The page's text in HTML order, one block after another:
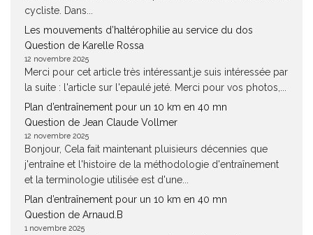
cycliste. Dans...
Les mouvements d’haltérophilie au service du dos
Question de Karelle Rossa
12 novembre 2025
Merci pour cet article très intéressant.je suis intéressée par
la suite : l'article sur l'epaulé jeté. Merci pour vos photos,...
Plan d’entraînement pour un 10 km en 40 mn
Question de Jean Claude Vollmer
12 novembre 2025
Bonjour, Cela fait maintenant pluisieurs décennies que
j'entraîne et l'histoire de la méthodologie d'entraînement
et la terminologie utilisée est d'une...
Plan d’entraînement pour un 10 km en 40 mn
Question de Arnaud.B
1 novembre 2025